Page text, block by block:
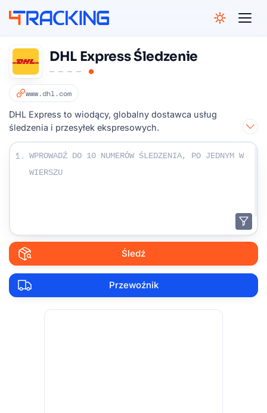
DHL Express Śledzenie
www.dhl.com
DHL Express to wiodący, globalny dostawca usług
śledzenia i przesyłek ekspresowych.
Wpisz swoje numery monitorowania:
1.
Śledź
Przewoźnik